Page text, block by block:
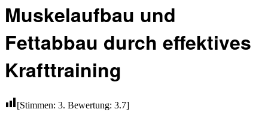
Muskelaufbau und
Fettabbau durch effektives
Krafttraining
[Stimmen: 3. Bewertung: 3.7]